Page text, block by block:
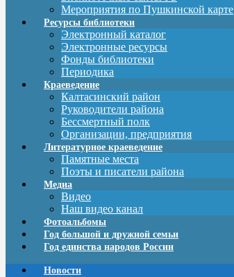
Мероприятия по Пушкинской карте
Ресурсы библиотеки
Электронный каталог
Электронные ресурсы
Фонды библиотеки
Периодика
Краеведение
Калтасинский район
Руководители района
Бессмертный полк
Организации, предприятия
Литературное краеведение
Памятные места
Поэты и писатели района
Медиа
Видео
Наш видео канал
Фотоальбомы
Год большой и дружной семьи
Год единства народов России
Новости